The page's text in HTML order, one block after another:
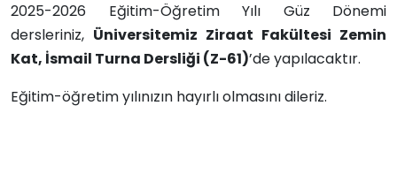
2025-2026 Eğitim-Öğretim Yılı Güz Dönemi
dersleriniz, Üniversitemiz Ziraat Fakültesi Zemin
Kat, İsmail Turna Dersliği (Z-61)’de yapılacaktır.
Eğitim-öğretim yılınızın hayırlı olmasını dileriz.